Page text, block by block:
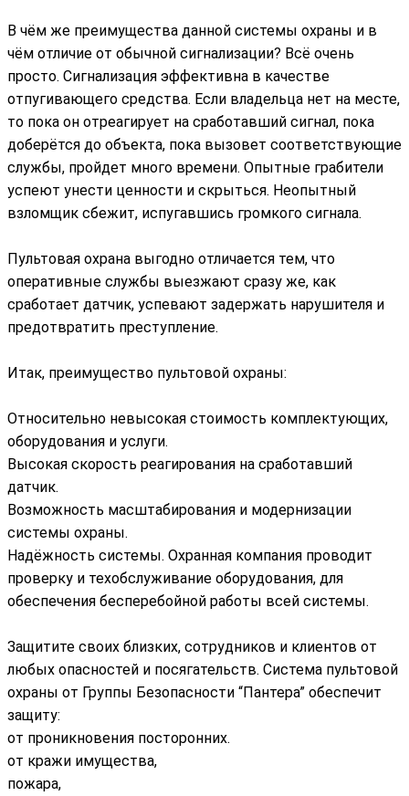
В чём же преимущества данной системы охраны и в
чём отличие от обычной сигнализации? Всё очень
просто. Сигнализация эффективна в качестве
отпугивающего средства. Если владельца нет на месте,
то пока он отреагирует на сработавший сигнал, пока
доберётся до объекта, пока вызовет соответствующие
службы, пройдет много времени. Опытные грабители
успеют унести ценности и скрыться. Неопытный
взломщик сбежит, испугавшись громкого сигнала.
Пультовая охрана выгодно отличается тем, что
оперативные службы выезжают сразу же, как
сработает датчик, успевают задержать нарушителя и
предотвратить преступление.
Итак, преимущество пультовой охраны:
Относительно невысокая стоимость комплектующих,
оборудования и услуги.
Высокая скорость реагирования на сработавший
датчик.
Возможность масштабирования и модернизации
системы охраны.
Надёжность системы. Охранная компания проводит
проверку и техобслуживание оборудования, для
обеспечения бесперебойной работы всей системы.
Защитите своих близких, сотрудников и клиентов от
любых опасностей и посягательств. Система пультовой
охраны от Группы Безопасности “Пантера” обеспечит
защиту:
от проникновения посторонних.
от кражи имущества,
пожара,